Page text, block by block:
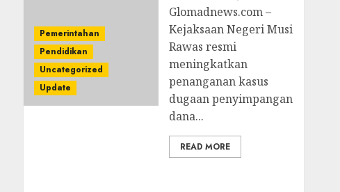
Pemerintahan
Pendidikan
Uncategorized
Update
Glomadnews.com –
Kejaksaan Negeri Musi
Rawas resmi
meningkatkan
penanganan kasus
dugaan penyimpangan
dana...
READ MORE